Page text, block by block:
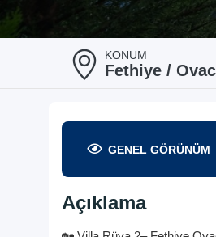
KONUM
Fethiye /
GENEL GÖRÜNÜM
Açıklama